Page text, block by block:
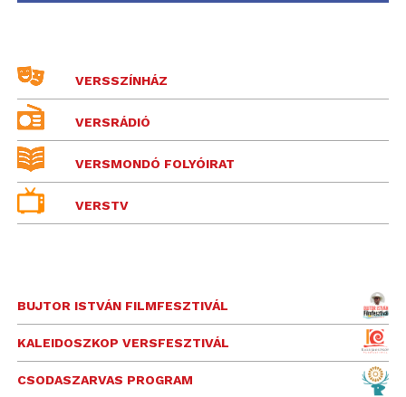
VERSSZÍNHÁZ
VERSRÁDIÓ
VERSMONDÓ FOLYÓIRAT
VERSTV
BUJTOR ISTVÁN FILMFESZTIVÁL
KALEIDOSZKOP VERSFESZTIVÁL
CSODASZARVAS PROGRAM